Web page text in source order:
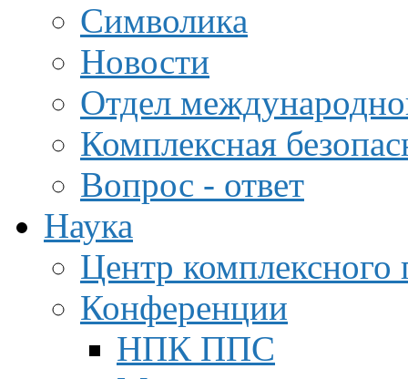
Символика
Новости
Отдел
Комплексная
Вопрос - ответ
Наука
Центр
Конференции
НПК ППС